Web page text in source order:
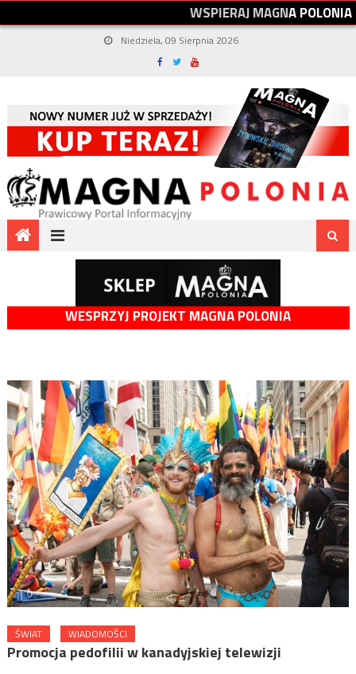
WSPIERAJMAGNAPOLONIA
Niedziela, 09 Sierpnia 2026
WESPRZYJ PROJEKT MAGNA POLONIA
ŚWIAT WIADOMOŚCI
Promocja pedofilii w kanadyjskiej telewizji